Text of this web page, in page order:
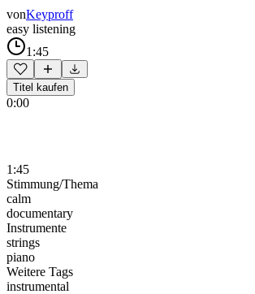
vonKeyproff
easy listening
1:45
Titel kaufen
0:00
1:45
Stimmung/Thema
calm
documentary
Instrumente
strings
piano
Weitere Tags
instrumental